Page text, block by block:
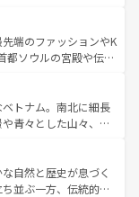
。
、サーフィンやダイ
好きにはたまらな
分に味わいつくそ
部など、都市の喧騒
る人に新しい発見と
い台湾の食文化も魅
ラエティ豊かな料理
は コンテンツ一覧を参
端のファッションやK
都ソウルの宮殿や伝統
然美を楽しむことが
のストリートフード
る。夜には、韓国な
魅力を心ゆくまで味
着の韓国情報はコンテンツ一
トナム。南北に細長
青々とした山々、世
イの古い町並みやホ
も、独特の雰囲気を
豊かさとおいしさで
自然と歴史が息づく
並ぶ一方、伝統的な